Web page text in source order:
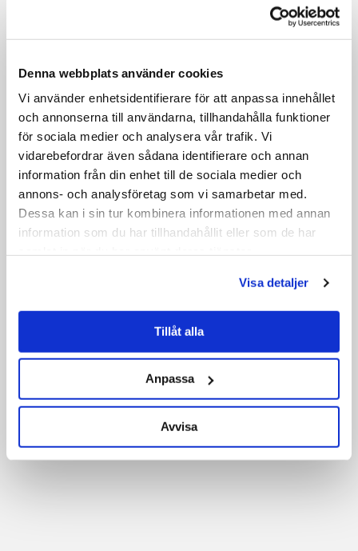
Denna webbplats använder cookies
Vi använder enhetsidentifierare för att anpassa innehållet
och annonserna till användarna, tillhandahålla funktioner
för sociala medier och analysera vår trafik. Vi
vidarebefordrar även sådana identifierare och annan
information från din enhet till de sociala medier och
annons- och analysföretag som vi samarbetar med.
Dessa kan i sin tur kombinera informationen med annan
information som du har tillhandahållit eller som de har
Visa detaljer
Tillåt alla
Anpassa
Avvisa